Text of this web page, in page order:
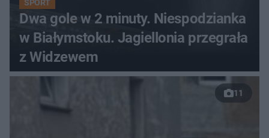
SPORT
Dwa gole w 2 minuty. Niespodzianka
w Białymstoku. Jagiellonia przegrała
z Widzewem
11